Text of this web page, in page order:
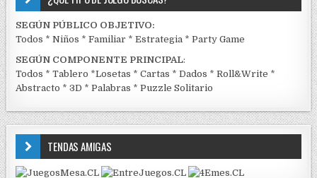
SEGÚN PÚBLICO OBJETIVO:
Todos *Niños *Familiar *Estrategia *Party Game
SEGÚN COMPONENTE PRINCIPAL:
Todos *Tablero *Losetas *Cartas *Dados *Roll&Write *
Abstracto *3D *Palabras *Puzzle Solitario
TENDAS AMIGAS